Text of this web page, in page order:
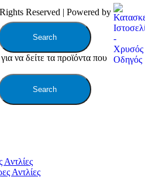
Reserved | Powered by
Search
να δείτε τα προϊόντα που
Search
Αντλίες
Αντλίες